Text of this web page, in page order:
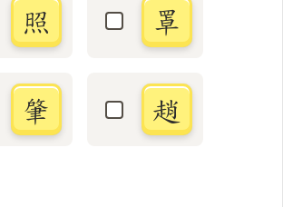
選取「照」字
照 選取「罩」字
罩
選取「肇」字
肇 選取「趙」字
趙